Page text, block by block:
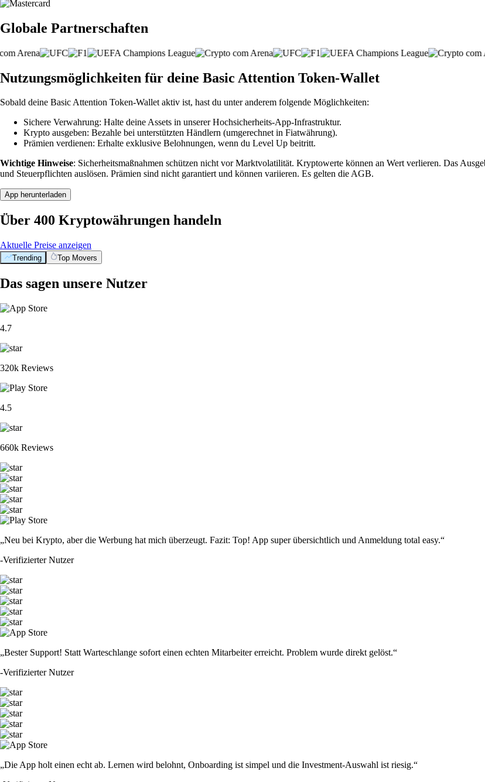
Globale Partnerschaften
Nutzungsmöglichkeiten für deine Basic Attention Token-Wallet
Sobald deine Basic Attention Token-Wallet aktiv ist, hast du unter anderem folgende Möglichkeiten:
Sichere Verwahrung: Halte deine Assets in unserer Hochsicherheits-App-Infrastruktur.
Krypto ausgeben: Bezahle bei unterstützten Händlern (umgerechnet in Fiatwährung).
Prämien verdienen: Erhalte exklusive Belohnungen, wenn du Level Up beitritt.
Wichtige Hinweise: Sicherheitsmaßnahmen schützen nicht vor Marktvolatilität. Kryptowerte können an Wert verlieren. Das
und Steuerpflichten auslösen. Prämien sind nicht garantiert und können variieren. Es gelten die AGB.
App herunterladen
Über 400 Kryptowährungen handeln
Aktuelle Preise anzeigen
Trending Top Movers
Das sagen unsere Nutzer
4.7
320k Reviews
4.5
660k Reviews
„Neu bei Krypto, aber die Werbung hat mich überzeugt. Fazit: Top! App super übersichtlich und Anmeldung total easy.“
-Verifizierter Nutzer
„Bester Support! Statt Warteschlange sofort einen echten Mitarbeiter erreicht. Problem wurde direkt gelöst.“
-Verifizierter Nutzer
„Die App holt einen echt ab. Lernen wird belohnt, Onboarding ist simpel und die Investment-Auswahl ist riesig.“